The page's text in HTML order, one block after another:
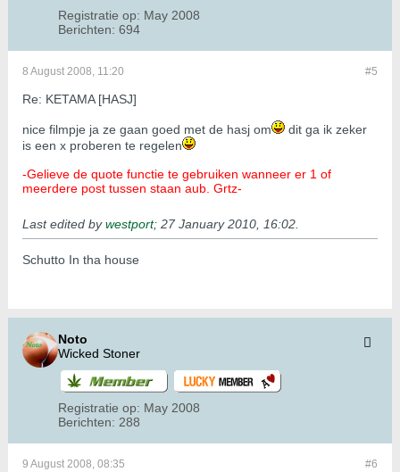
Registratie op: May 2008
Berichten: 694
#5
8 August 2008, 11:20
Re: KETAMA [HASJ]
nice filmpje ja ze gaan goed met de hasj om
dit ga ik zeker
is een x proberen te regelen
-Gelieve de quote functie te gebruiken wanneer er 1 of
meerdere post tussen staan aub. Grtz-
Last edited bywestport; 27 January 2010, 16:02
Schutto In tha house
Noto
Wicked Stoner
Registratie op: May 2008
Berichten: 288
#6
9 August 2008, 08:35